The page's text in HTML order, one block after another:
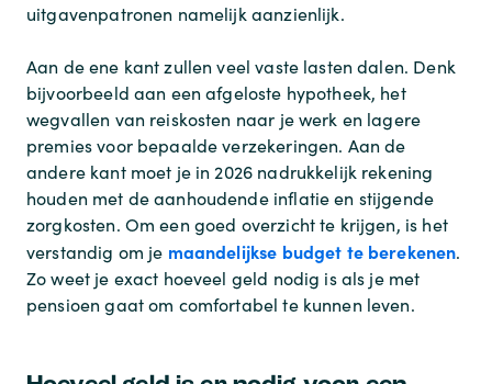
uitgavenpatronen namelijk aanzienlijk.
Aan de ene kant zullen veel vaste lasten dalen. Denk
bijvoorbeeld aan een afgeloste hypotheek, het
wegvallen van reiskosten naar je werk en lagere
premies voor bepaalde verzekeringen. Aan de
andere kant moet je in 2026 nadrukkelijk rekening
houden met de aanhoudende inflatie en stijgende
zorgkosten. Om een goed overzicht te krijgen, is het
verstandig om je maandelijkse budget te berekenen.
Zo weet je exact hoeveel geld nodig is als je met
pensioen gaat om comfortabel te kunnen leven.